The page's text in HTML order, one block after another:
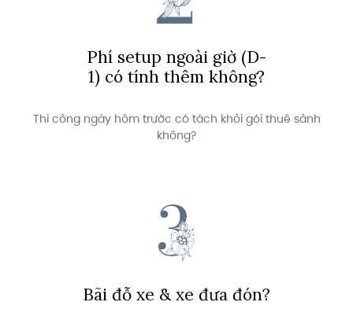
Phí setup ngoài giờ (D-
1) có tính thêm không?
Thi công ngày hôm trước có tách khỏi gói thuê sảnh
không?
Bãi đỗ xe & xe đưa đón?